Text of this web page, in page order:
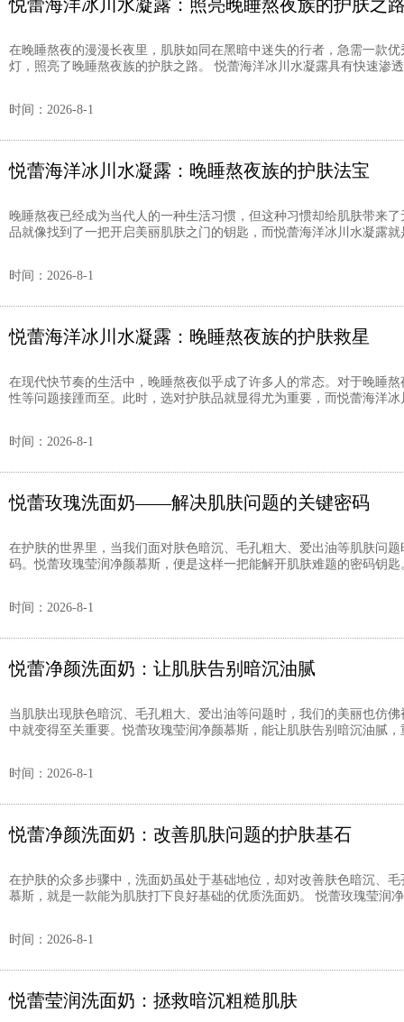
悦蕾海洋冰川水凝露：照亮晚睡熬夜族的护肤之
在晚睡熬夜的漫漫长夜里，肌肤如同在黑暗中迷失的行者，急需一款
灯，照亮了晚睡熬夜族的护肤之路。 悦蕾海洋冰川水凝露具有快速渗
时间：2026-8-1
悦蕾海洋冰川水凝露：晚睡熬夜族的护肤法宝
晚睡熬夜已经成为当代人的一种生活习惯，但这种习惯却给肌肤带来
品就像找到了一把开启美丽肌肤之门的钥匙，而悦蕾海洋冰川水凝露
时间：2026-8-1
悦蕾海洋冰川水凝露：晚睡熬夜族的护肤救星
在现代快节奏的生活中，晚睡熬夜似乎成了许多人的常态。对于晚睡
性等问题接踵而至。此时，选对护肤品就显得尤为重要，而悦蕾海洋
时间：2026-8-1
悦蕾玫瑰洗面奶——解决肌肤问题的关键密码
在护肤的世界里，当我们面对肤色暗沉、毛孔粗大、爱出油等肌肤问
码。悦蕾玫瑰莹润净颜慕斯，便是这样一把能解开肌肤难题的密码钥
时间：2026-8-1
悦蕾净颜洗面奶：让肌肤告别暗沉油腻
当肌肤出现肤色暗沉、毛孔粗大、爱出油等问题时，我们的美丽也仿
中就变得至关重要。悦蕾玫瑰莹润净颜慕斯，能让肌肤告别暗沉油腻
时间：2026-8-1
悦蕾净颜洗面奶：改善肌肤问题的护肤基石
在护肤的众多步骤中，洗面奶虽处于基础地位，却对改善肤色暗沉、
慕斯，就是一款能为肌肤打下良好基础的优质洗面奶。 悦蕾玫瑰莹润
时间：2026-8-1
悦蕾莹润洗面奶：拯救暗沉粗糙肌肤